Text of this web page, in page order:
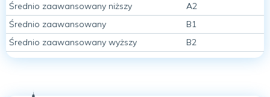
Średnio zaawansowany niższy
A2
Średnio zaawansowany
B1
Średnio zaawansowany wyższy
B2